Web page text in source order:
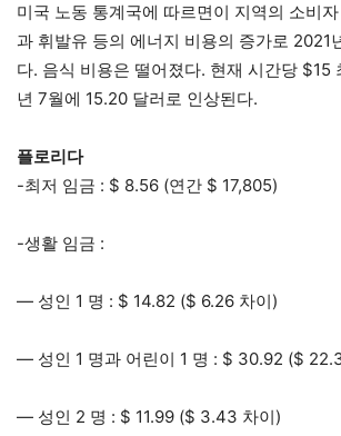
미국 노동 통계국에 따르면이 지역의 소비
과 휘발유 등의 에너지 비용의 증가로 2021
다. 음식 비용은 떨어졌다. 현재 시간당 $15
년 7월에 15.20 달러로 인상된다.
플로리다
-최저 임금 : $ 8.56 (연간 $ 17,805)
-생활 임금 :
— 성인 1 명 : $ 14.82 ($ 6.26 차이)
— 성인 1 명과 어린이 1 명 : $ 30.92 ($
— 성인 2 명 : $ 11.99 ($ ​​3.43 차이)